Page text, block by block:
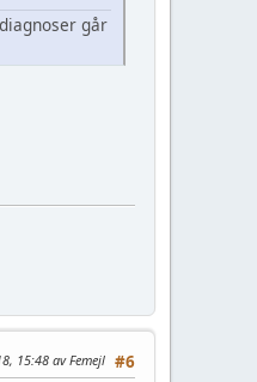
går
#6
15:48 av Femejl